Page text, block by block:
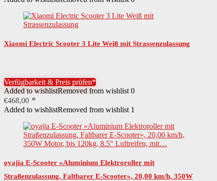
Xiaomi Electric Scooter 3 Lite Weiß mit Strassenzulassung
Verfügbarkeit & Preis prüfen*
Added to wishlistRemoved from wishlist 0
€468,00
Added to wishlistRemoved from wishlist 1
oyajia E-Scooter »Aluminium Elektroroller mit
Straßenzulassung, Faltbarer E-Scooter«, 20,00 km/h, 350W